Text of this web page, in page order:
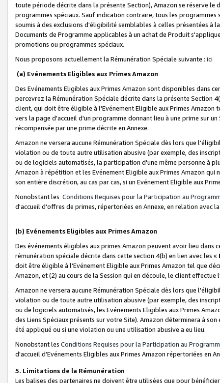
toute période décrite dans la présente Section), Amazon se réserve
programmes spéciaux. Sauf indication contraire, tous les
soumis à des exclusions d'éligibilité semblables à celles présentées à
Documents de Programme applicables à un achat de Produit
promotions ou programmes spéciaux.
Nous proposons actuellement la Rémunération Spéciale suivante : ici
(a) Evénements Eligibles aux Primes Amazon
Des Evénements Eligibles aux Primes Amazon sont disponibles dans
percevrez la Rémunération Spéciale décrite dans la présente Section
client, qui doit être éligible à l'Evénement Eligible aux Primes Amazon
vers la page d'accueil d'un programme donnant lieu à une prime sur
récompensée par une prime décrite en Annexe.
Amazon ne versera aucune Rémunération Spéciale dès lors que
violation ou de toute autre utilisation abusive (par exemple, des
ou de logiciels automatisés, la participation d'une même personne à
Amazon à répétition et les Evénement Eligible aux Primes Amazon qui
son entière discrétion, au cas par cas, si un Evénement Eligible aux
Nonobstant les Conditions Requises pour la Participation au
d'accueil d'offres de primes, répertoriées en Annexe, en relation avec
(b) Evénements Eligibles aux Primes Amazon
Des événements éligibles aux primes Amazon peuvent avoir lieu dans
rémunération spéciale décrite dans cette section 4(b) en lien avec les «
doit être éligible à l’Evénement Eligible aux Primes Amazon tel que
Amazon, et (2) au cours de la Session qui en découle, le client
Amazon ne versera aucune Rémunération Spéciale dès lors que
violation ou de toute autre utilisation abusive (par exemple, des
ou de logiciels automatisés, les Evénements Eligibles aux Primes
des Liens Spéciaux présents sur votre Site). Amazon déterminera à
été appliqué ou si une violation ou une utilisation abusive a eu lieu.
Nonobstant les Conditions Requises pour la Participation au
d'accueil d'Evénements Eligibles aux Primes Amazon répertoriées en
5. Limitations de la Rémunération
Les balises des partenaires ne doivent être utilisées que pour